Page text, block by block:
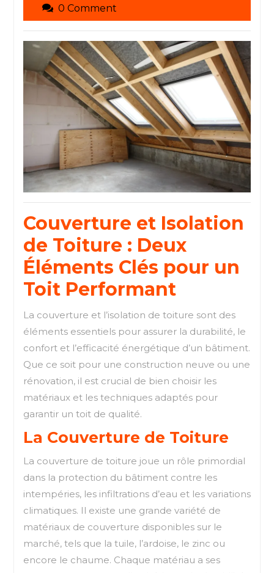
mai
2026
toituresmarcelseghers
0 Comment
Couverture et Isolation
de Toiture : Deux
Éléments Clés pour un
Toit Performant
La couverture et l’isolation de toiture sont des
éléments essentiels pour assurer la durabilité, le
confort et l’efficacité énergétique d’un bâtiment.
Que ce soit pour une construction neuve ou une
rénovation, il est crucial de bien choisir les
matériaux et les techniques adaptés pour
garantir un toit de qualité.
La Couverture de Toiture
La couverture de toiture joue un rôle primordial
dans la protection du bâtiment contre les
intempéries, les infiltrations d’eau et les variations
climatiques. Il existe une grande variété de
matériaux de couverture disponibles sur le
marché, tels que la tuile, l’ardoise, le zinc ou
encore le chaume. Chaque matériau a ses